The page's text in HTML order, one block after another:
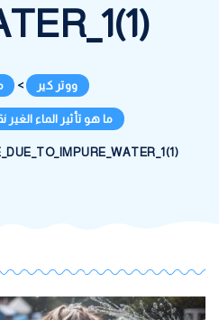
ووتر كير >
ما هو تأثير الماء الغير نقي